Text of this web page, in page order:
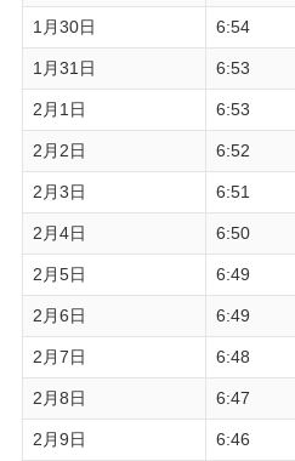
1月30日 6:54
1月31日 6:53
2月1日 6:53
2月2日 6:52
2月3日 6:51
2月4日 6:50
2月5日 6:49
2月6日 6:49
2月7日 6:48
2月8日 6:47
2月9日 6:46